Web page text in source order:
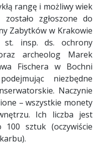
rangę i możliwy wiek
zostało zgłoszone do
Zabytków w Krakowie
st. insp. ds. ochrony
archeolog Marek
Fischera w Bochni
niezbędne
Naczynie
– wszystkie monety
Ich liczba jest
100 sztuk (oczywiście